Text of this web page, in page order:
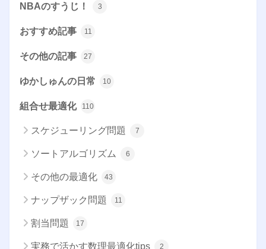
NBAのすうじ！ 3
おすすめ記事 11
その他の記事 27
ゆかしゅんの日常 10
組合せ最適化 110
スケジューリング問題 7
ソートアルゴリズム 6
その他の最適化 43
ナップザック問題 11
割当問題 17
実務で活かす数理最適化tips 2